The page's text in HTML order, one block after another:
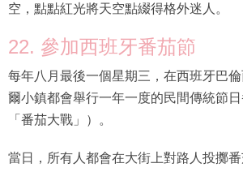
空，點點紅光將天空點綴得格外迷人。
22. 參加西班牙番茄節
每年八月最後一個星期三，在西班牙巴
爾小鎮都會舉行一年一度的民間傳統節
「番茄大戰」）。
當日，所有人都會在大街上對路人投擲